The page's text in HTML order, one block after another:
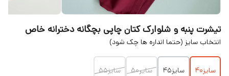
تیشرت پنبه و شلوارک کتان چاپی بچگانه دخترانه خاص
انتخاب سایز (حتما انداره ها چک شود)
سایز۴۰ سایز۴۵ سایر۵۰ سایز۵۵